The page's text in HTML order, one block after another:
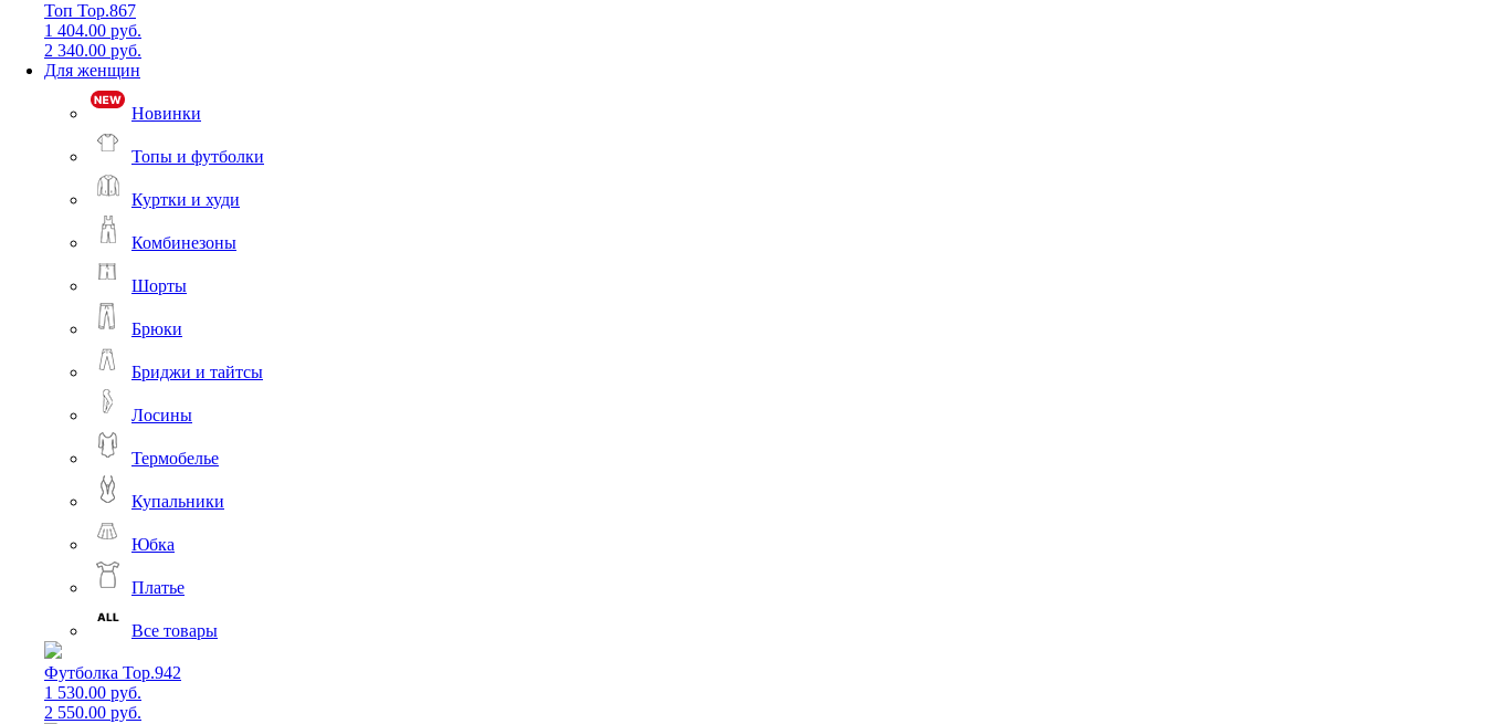
Топ Top.867
1 404.00 руб.
2 340.00 руб.
Для женщин
Новинки
Топы и футболки
Куртки и худи
Комбинезоны
Шорты
Брюки
Бриджи и тайтсы
Лосины
Термобелье
Купальники
Юбка
Платье
Все товары
Футболка Top.942
1 530.00 руб.
2 550.00 руб.